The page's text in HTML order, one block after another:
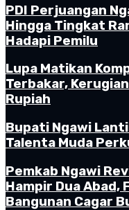
PDI Perjuangan
Hingga Tingkat
Hadapi Pemilu
Lupa Matikan
Terbakar,
Rupiah
Bupati Ngawi
Talenta Muda
Pemkab Ngawi
Hampir Dua Abad,
Bangunan Cagar